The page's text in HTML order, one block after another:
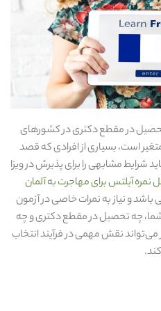
در مقطع دکتری در کشورهای
به‌ طور معمول بین ۶.۵ تا ۷ متغیر است، بسیاری از افرادی که قصد
شرایط مشابهی را برای پذیرش در ویزا
نمره آیلتس برای مهاجرت به آلمان
و نیاز به نمرات خاصی در آزمون
شما، چه تحصیل در مقطع دکتری و چه
می‌تواند نقش مهمی در فرآیند انتخاب